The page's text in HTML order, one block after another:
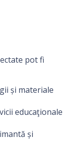
pot fi
și materiale
educaţionale
și